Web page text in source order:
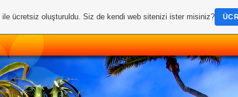
ile ücretsiz oluşturuldu. Siz de kendi web sitenizi ister misiniz?